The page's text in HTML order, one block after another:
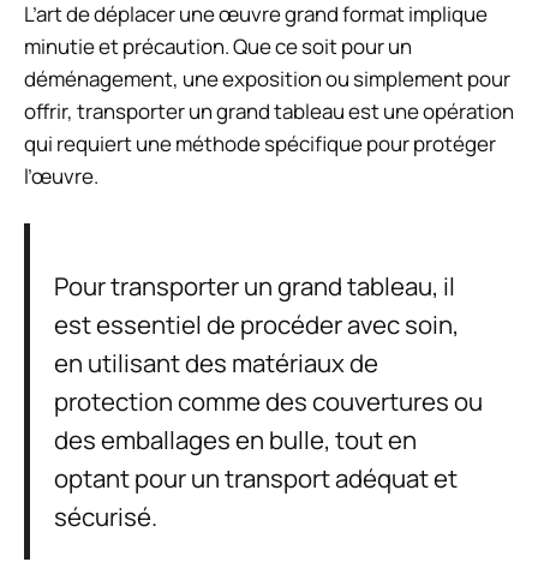
L’art de déplacer une œuvre grand format implique
minutie et précaution. Que ce soit pour un
déménagement, une exposition ou simplement pour
offrir, transporter un grand tableau est une opération
qui requiert une méthode spécifique pour protéger
l’œuvre.
Pour transporter un grand tableau, il
est essentiel de procéder avec soin,
en utilisant des matériaux de
protection comme des couvertures ou
des emballages en bulle, tout en
optant pour un transport adéquat et
sécurisé.